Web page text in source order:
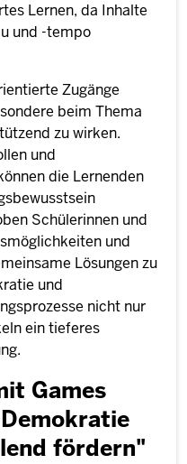
Lernen, da Inhalte
und -tempo
Zugänge
beim Thema
zu wirken.
und
die Lernenden
Schülerinnen und
und
Lösungen zu
und
nicht nur
ein tieferes
Games
fördern"